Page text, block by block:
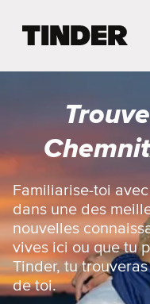
i
T
n
d
e
r
Familiarise-toi
dans une des
nouvelles
vives ici ou que tu
Tinder, tu
de toi.